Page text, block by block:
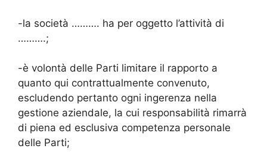
-la società ………. ha per oggetto l’attività di
……….;
-è volontà delle Parti limitare il rapporto a
quanto qui contrattualmente convenuto,
escludendo pertanto ogni ingerenza nella
gestione aziendale, la cui responsabilità rimarrà
di piena ed esclusiva competenza personale
delle Parti;